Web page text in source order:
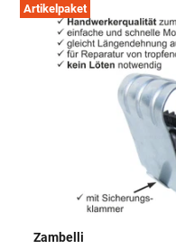
Artikelpaket
Zambelli